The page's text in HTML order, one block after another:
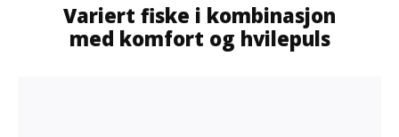
Variert fiske i kombinasjon
med komfort og hvilepuls